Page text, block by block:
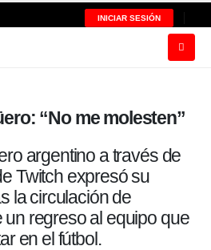
INICIAR SESIÓN
“No me molesten”
argentino a través de
Twitch expresó su
la circulación de
un regreso al equipo que
en el fútbol.